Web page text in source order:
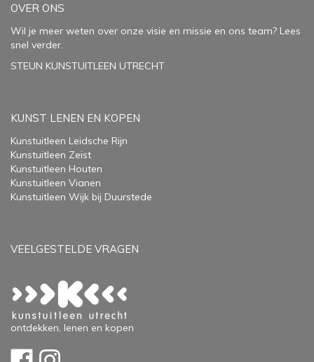
OVER ONS
Wil je meer weten over onze visie en missie en ons team? Lees
snel verder.
STEUN KUNSTUITLEEN UTRECHT
KUNST LENEN EN KOPEN
Kunstuitleen Leidsche Rijn
Kunstuitleen Zeist
Kunstuitleen Houten
Kunstuitleen Vianen
Kunstuitleen Wijk bij Duurstede
VEELGESTELDE VRAGEN
ontdekken, lenen en kopen